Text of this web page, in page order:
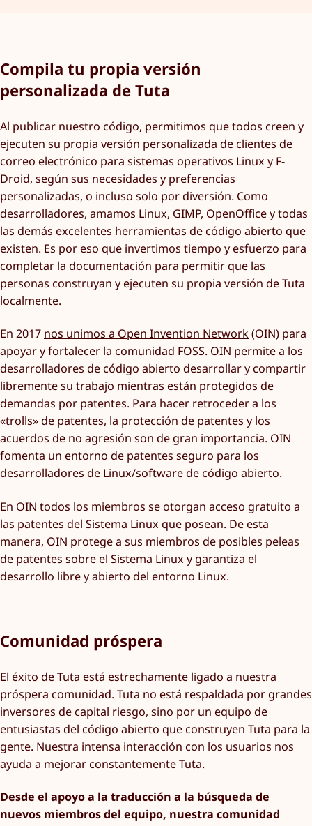
Compila tu propia versión
personalizada de Tuta
Al publicar nuestro código, permitimos que todos creen y
ejecuten su propia versión personalizada de clientes de
correo electrónico para sistemas operativos Linux y F-
Droid, según sus necesidades y preferencias
personalizadas, o incluso solo por diversión. Como
desarrolladores, amamos Linux, GIMP, OpenOffice y todas
las demás excelentes herramientas de código abierto que
existen. Es por eso que invertimos tiempo y esfuerzo para
completar la documentación para permitir que las
personas construyan y ejecuten su propia versión de Tuta
localmente.
En 2017 nos unimos a Open Invention Network(OIN) para
apoyar y fortalecer la comunidad FOSS. OIN permite a los
desarrolladores de código abierto desarrollar y compartir
libremente su trabajo mientras están protegidos de
demandas por patentes. Para hacer retroceder a los
«trolls» de patentes, la protección de patentes y los
acuerdos de no agresión son de gran importancia. OIN
fomenta un entorno de patentes seguro para los
desarrolladores de Linux/software de código abierto.
En OIN todos los miembros se otorgan acceso gratuito a
las patentes del Sistema Linux que posean. De esta
manera, OIN protege a sus miembros de posibles peleas
de patentes sobre el Sistema Linux y garantiza el
desarrollo libre y abierto del entorno Linux.
Comunidad próspera
El éxito de Tuta está estrechamente ligado a nuestra
próspera comunidad. Tuta no está respaldada por grandes
inversores de capital riesgo, sino por un equipo de
entusiastas del código abierto que construyen Tuta para la
gente. Nuestra intensa interacción con los usuarios nos
ayuda a mejorar constantemente Tuta.
Desde el apoyo a la traducción a la búsqueda de
nuevos miembros del equipo, nuestra comunidad